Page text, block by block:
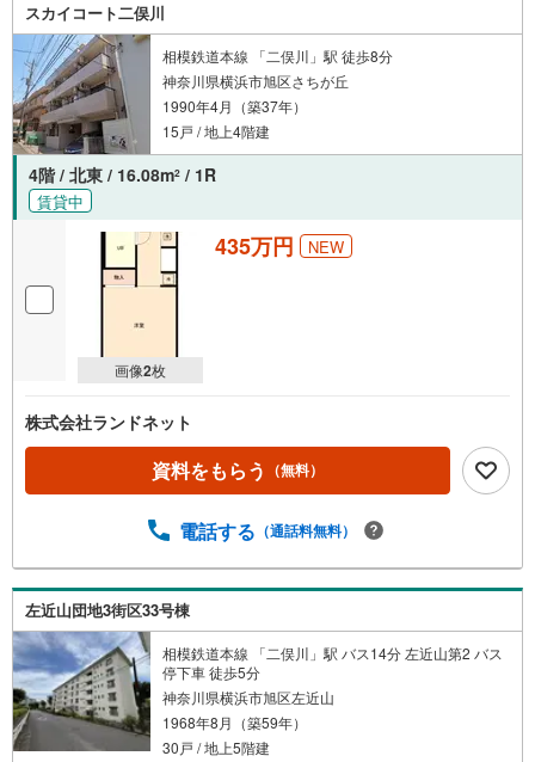
スカイコート二俣川
相模鉄道本線 「二俣川」駅 徒歩8分
神奈川県横浜市旭区さちが丘
1990年4月（築37年）
15戸 / 地上4階建
4階 / 北東 / 16.08m2 / 1R
賃貸中
画像2枚
435万円 NEW
株式会社ランドネット
資料をもらう （無料）
電話する （通話料無料）
左近山団地3街区33号棟
相模鉄道本線 「二俣川」駅 バス14分 左近山第2 バス
停下車 徒歩5分
神奈川県横浜市旭区左近山
1968年8月（築59年）
30戸 / 地上5階建